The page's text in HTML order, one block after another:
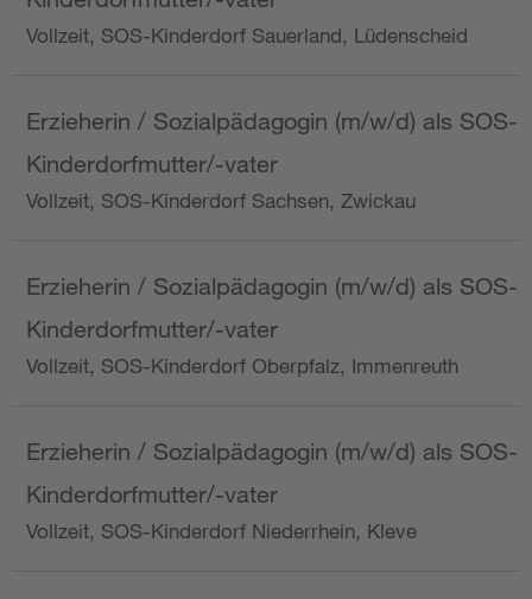
Vollzeit, SOS-Kinderdorf Sauerland, Lüdenscheid
Erzieherin / Sozialpädagogin (m/w/d) als SOS-
Kinderdorfmutter/-vater
Vollzeit, SOS-Kinderdorf Sachsen, Zwickau
Erzieherin / Sozialpädagogin (m/w/d) als SOS-
Kinderdorfmutter/-vater
Vollzeit, SOS-Kinderdorf Oberpfalz, Immenreuth
Erzieherin / Sozialpädagogin (m/w/d) als SOS-
Kinderdorfmutter/-vater
Vollzeit, SOS-Kinderdorf Niederrhein, Kleve